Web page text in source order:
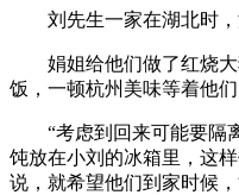
刘先生一家在湖北时，
娟姐给他们做了红烧大
饭，一顿杭州美味等着他们
“考虑到回来可能要隔
饨放在小刘的冰箱里，这
说，就希望他们到家时候